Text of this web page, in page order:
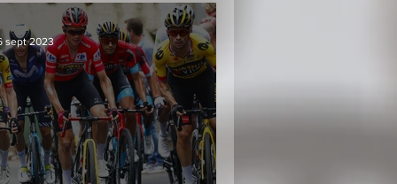
sept 2023